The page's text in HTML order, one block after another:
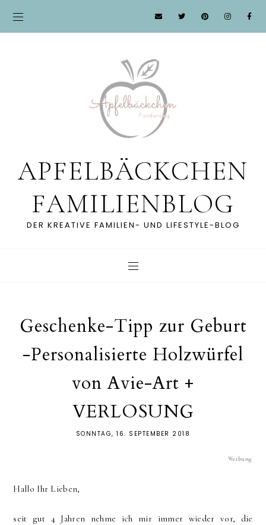
APFELBÄCKCHEN
FAMILIENBLOG
DER KREATIVE FAMILIEN- UND LIFESTYLE-BLOG
Geschenke-Tipp zur Geburt
-Personalisierte Holzwürfel
von Avie-Art +
VERLOSUNG
SONNTAG, 16. SEPTEMBER 2018
Werbung
Hallo Ihr Lieben,
seit gut 4 Jahren nehme ich mir immer wieder vor, die